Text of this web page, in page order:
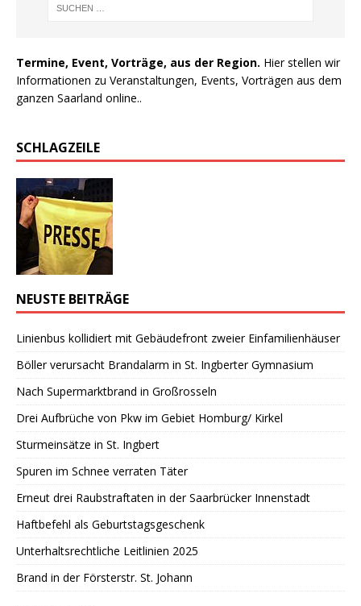
Termine, Event, Vorträge, aus der Region. Hier stellen wir
Informationen zu Veranstaltungen, Events, Vorträgen aus dem
ganzen Saarland online..
SCHLAGZEILE
NEUSTE BEITRÄGE
Linienbus kollidiert mit Gebäudefront zweier Einfamilienhäuser
Böller verursacht Brandalarm in St. Ingberter Gymnasium
Nach Supermarktbrand in Großrosseln
Drei Aufbrüche von Pkw im Gebiet Homburg/ Kirkel
Sturmeinsätze in St. Ingbert
Spuren im Schnee verraten Täter
Erneut drei Raubstraftaten in der Saarbrücker Innenstadt
Haftbefehl als Geburtstagsgeschenk
Unterhaltsrechtliche Leitlinien 2025
Brand in der Försterstr. St. Johann